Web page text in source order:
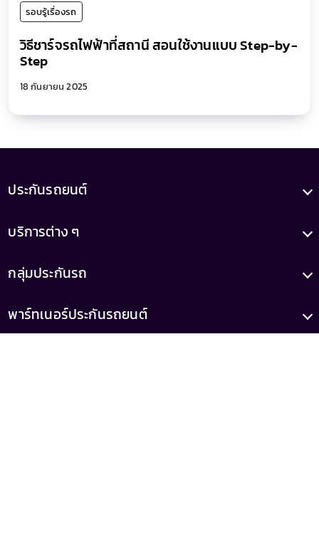
รอบรู้เรื่องรถ
วิธีชาร์จรถไฟฟ้าที่สถานี สอนใช้งานแบบ Step-by-
Step
18 กันยายน 2025
ประกันรถยนต์
บริการต่าง ๆ
กลุ่มประกันรถ
พาร์ทเนอร์ประกันรถยนต์